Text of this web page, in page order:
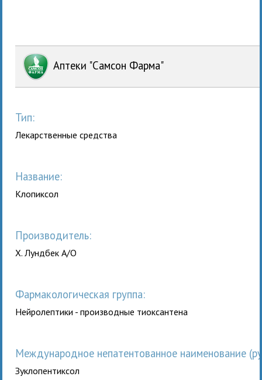
Аптеки "Самсон Фарма"
Тип:
Лекарственные средства
Название:
Клопиксол
Производитель:
Х. Лундбек А/О
Фармакологическая группа:
Нейролептики - производные тиоксантена
Международное непатентованное наименование
Зуклопентиксол